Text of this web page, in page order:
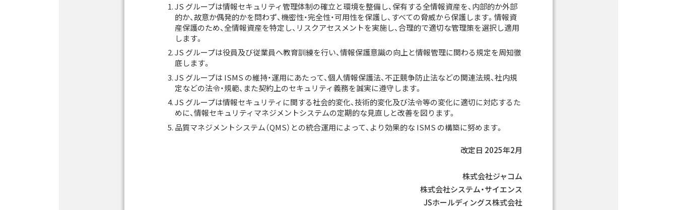
JS グループは情報セキュリティ管理体制の確立と環境を整備し、保有する全情報資産を、内部的か外部
的か、故意か偶発的かを問わず、機密性・完全性・可用性を保護し、すべての脅威から保護します。情報資
産保護のため、全情報資産を特定し、リスクアセスメントを実施し、合理的で適切な管理策を選択し適用
します。
JS グループは役員及び従業員へ教育訓練を行い、情報保護意識の向上と情報管理に関わる規定を周知徹
底します。
JS グループは ISMS の維持・運用にあたって、個人情報保護法、不正競争防止法などの関連法規、社内規
定などの法令・規範、また契約上のセキュリティ義務を誠実に遵守します。
JS グループは情報セキュリティに関する社会的変化、技術的変化及び法令等の変化に適切に対応するた
めに、情報セキュリティマネジメントシステムの定期的な見直しと改善を図ります。
品質マネジメントシステム（QMS）との統合運用によって、より効果的な ISMS の構築に努めます。
改定日 2025年2月
株式会社ジャコム
株式会社システム・サイエンス
JSホールディングス株式会社